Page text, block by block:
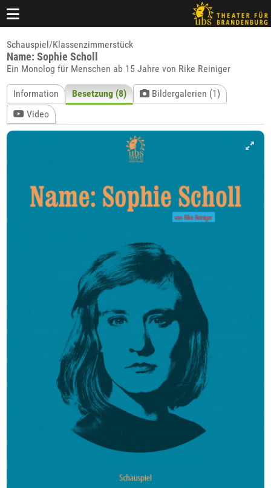
Schauspiel/Klassenzimmerstück
Name: Sophie Scholl
Ein Monolog für Menschen ab 15 Jahre von Rike Reiniger
Information Besetzung (8)
Bildergalerien (1)
Video